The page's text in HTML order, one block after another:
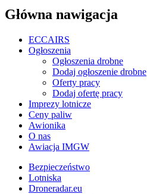
Główna nawigacja
ECCAIRS
Ogłoszenia
Ogłoszenia drobne
Dodaj ogłoszenie drobne
Oferty pracy
Dodaj ofertę pracy
Imprezy lotnicze
Ceny paliw
Awionika
O nas
Awiacja IMGW
Bezpieczeństwo
Lotniska
Droneradar.eu